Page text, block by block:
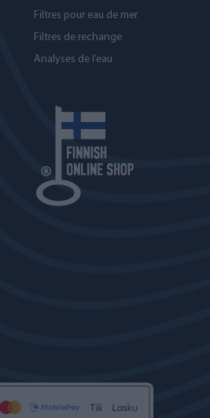
Filtres pour eau de mer
Filtres de rechange
Analyses de l’eau